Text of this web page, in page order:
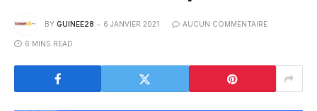
BY GUINEE28 6 JANVIER 2021 AUCUN COMMENTAIRE
6 MINS READ